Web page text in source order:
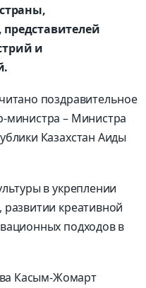
и
поздравительное
министра – Министра
Казахстан Аиды
в укреплении
креативной
подходов в
Касым-Жомарт